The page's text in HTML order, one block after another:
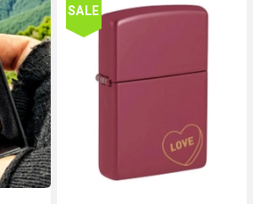
SALE